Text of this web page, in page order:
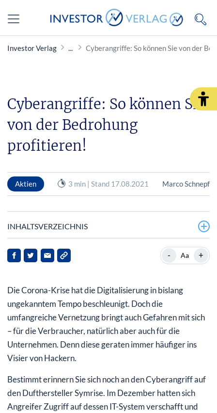
Investor Verlag Cyberangriffe: So können Sie von der
Cyberangriffe: So können Sie
von der Bedrohung
profitieren!
Aktien 3 min | Stand 17.08.2021 Marco Schnepf
INHALTSVERZEICHNIS
Bitkom-Studie: Fast alle Unternehmen von
Cyberangriffen betroffen
Extremes Potenzial für uns Anleger
Fortinet und Palo Alto Networks – hochmoderne
Firewalls
Zscaler – der Cloud-Schützer
NortonLifeLock – Sicherheit für Privatanwender
- Aa +
Die Corona-Krise hat die Digitalisierung in bislang
ungekanntem Tempo beschleunigt. Doch die
umfangreiche Vernetzung bringt auch Gefahren mit sich
– für die Verbraucher, natürlich aber auch für die
Unternehmen. Denn diese geraten immer häufiger ins
Visier von Hackern.
Bestimmt erinnern Sie sich noch an den Cyberangriff auf
den Dufthersteller Symrise. Im Dezember hatten sich
Angreifer Zugriff auf dessen IT-System verschafft und